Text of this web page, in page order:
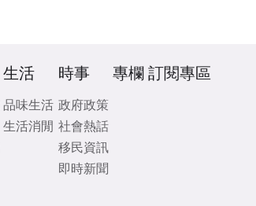
生活
品味生活
生活消閒
時事
政府政策
社會熱話
移民資訊
即時新聞
專欄 訂閱專區